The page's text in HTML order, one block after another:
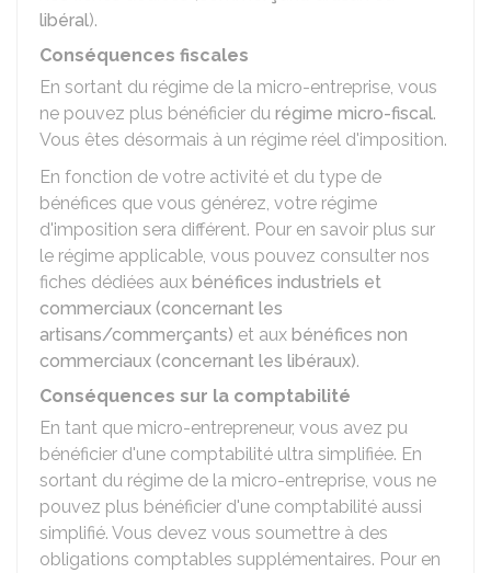
libéral).
Conséquences fiscales
En sortant du régime de la micro-entreprise, vous
ne pouvez plus bénéficier du régime micro-fiscal.
Vous êtes désormais à un régime réel d'imposition.
En fonction de votre activité et du type de
bénéfices que vous générez, votre régime
d'imposition sera différent. Pour en savoir plus sur
le régime applicable, vous pouvez consulter nos
fiches dédiées aux bénéfices industriels et
commerciaux (concernant les
artisans/commerçants) et aux bénéfices non
commerciaux (concernant les libéraux).
Conséquences sur la comptabilité
En tant que micro-entrepreneur, vous avez pu
bénéficier d'une comptabilité ultra simplifiée. En
sortant du régime de la micro-entreprise, vous ne
pouvez plus bénéficier d'une comptabilité aussi
simplifié. Vous devez vous soumettre à des
obligations comptables supplémentaires. Pour en